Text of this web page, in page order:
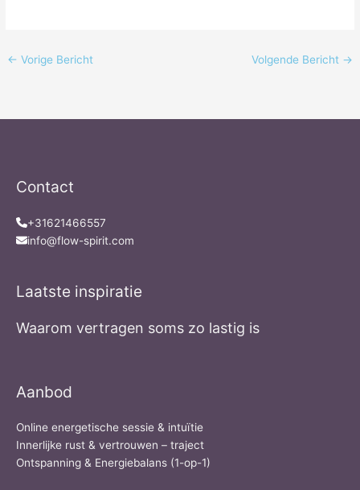
← Vorige Bericht Volgende Bericht →
Contact
+31621466557
info@flow-spirit.com
Laatste inspiratie
Waarom vertragen soms zo lastig is
Aanbod
Online energetische sessie & intuïtie
Innerlijke rust & vertrouwen – traject
Ontspanning & Energiebalans (1-op-1)